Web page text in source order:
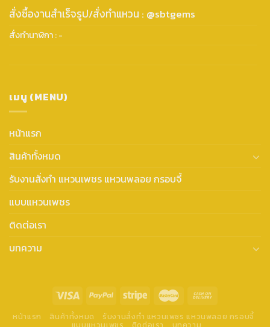
สั่งซื้องานสำเร็จรูป/สั่งทำแหวน : @sbtgems
สั่งทำนาฬิกา : -
เมนู (MENU)
หน้าแรก
สินค้าทั้งหมด
รับงานสั่งทำ แหวนเพชร แหวนพลอย กรอบจี้
แบบแหวนเพชร
ติดต่อเรา
บทความ
หน้าแรก สินค้าทั้งหมด รับงานสั่งทำ แหวนเพชร แหวนพลอย กรอบจี้